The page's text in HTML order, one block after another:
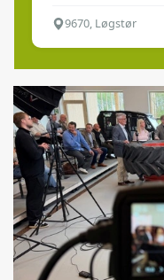
9670, Løgstør